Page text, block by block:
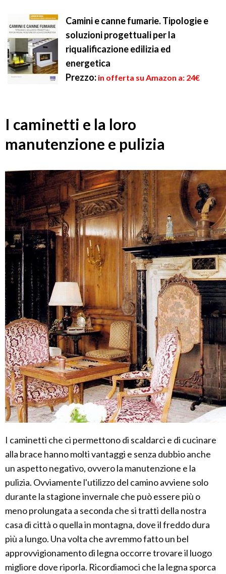
Camini e canne fumarie. Tipologie e
soluzioni progettuali per la
riqualificazione edilizia ed
energetica
Prezzo: in offerta su Amazon a: 24€
I caminetti e la loro
manutenzione e pulizia
I caminetti che ci permettono di scaldarci e di cucinare
alla brace hanno molti vantaggi e senza dubbio anche
un aspetto negativo, ovvero la manutenzione e la
pulizia. Ovviamente l'utilizzo del camino avviene solo
durante la stagione invernale che può essere più o
meno prolungata a seconda che si tratti della nostra
casa di città o quella in montagna, dove il freddo dura
più a lungo. Una volta che avremmo fatto un bel
approvvigionamento di legna occorre trovare il luogo
migliore dove riporla. Ricordiamoci che la legna sporca